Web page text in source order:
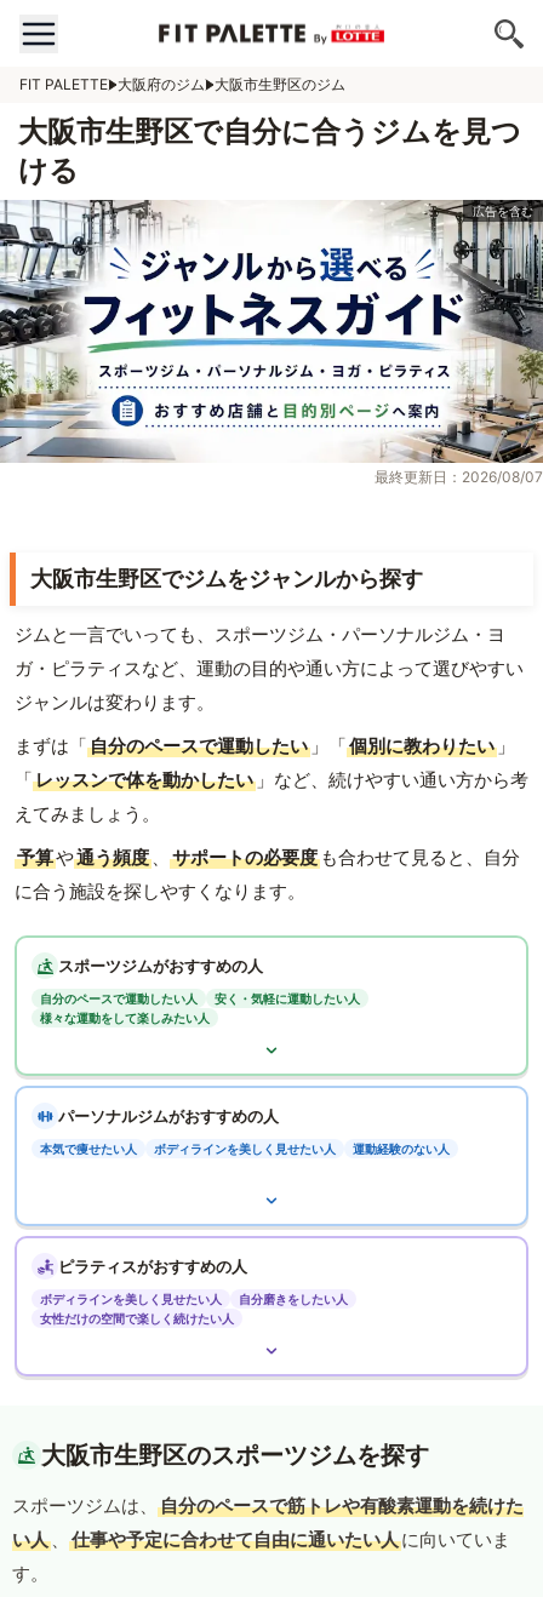
FIT PALETTE 大阪府のジム 大阪市生野区のジム
大阪市生野区で自分に合うジムを見つ
ける
最終更新日：2026/08/07
大阪市生野区でジムをジャンルから探す
ジムと一言でいっても、スポーツジム・パーソナルジム・ヨ
ガ・ピラティスなど、運動の目的や通い方によって選びやすい
ジャンルは変わります。
まずは「自分のペースで運動したい 」「個別に教わりたい 」
「レッスンで体を動かしたい 」など、続けやすい通い方から考
えてみましょう。
予算や通う頻度 、 サポートの必要度 も合わせて見ると、自分
に合う施設を探しやすくなります。
スポーツジムがおすすめの人
自分のペースで運動したい人
安く・気軽に運動したい人
様々な運動をして楽しみたい人
パーソナルジムがおすすめの人
本気で痩せたい人 ボディラインを美しく見せたい人 運動経験のない人
ピラティスがおすすめの人
ボディラインを美しく見せたい人
自分磨きをしたい人
女性だけの空間で楽しく続けたい人
大阪市生野区のスポーツジムを探す
スポーツジムは、
自分のペースで筋トレや有酸素運動を続けた
い人 、 仕事や予定に合わせて自由に通いたい人に向いていま
す。